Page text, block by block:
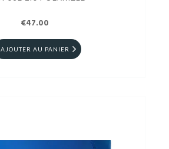
€47.00
AJOUTER AU PANIER